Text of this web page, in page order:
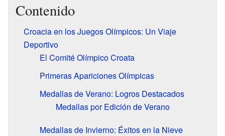
Contenido
Croacia en los Juegos Olímpicos: Un Viaje
Deportivo
El Comité Olímpico Croata
Primeras Apariciones Olímpicas
Medallas de Verano: Logros Destacados
Medallas por Edición de Verano
Medallas de Invierno: Éxitos en la Nieve